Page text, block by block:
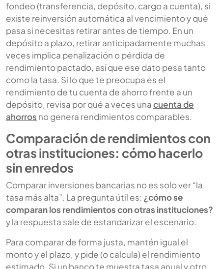
fondeo (transferencia, depósito, cargo a cuenta), si
existe reinversión automática al vencimiento y qué
pasa si necesitas retirar antes de tiempo. En un
depósito a plazo, retirar anticipadamente muchas
veces implica penalización o pérdida de
rendimiento pactado, así que ese dato pesa tanto
como la tasa. Si lo que te preocupa es el
rendimiento de tu cuenta de ahorro frente a un
depósito, revisa por qué a veces unacuenta de
ahorros no genera rendimientos comparables.
Comparación de rendimientos con
otras instituciones: cómo hacerlo
sin enredos
Comparar inversiones bancarias no es solo ver “la
tasa más alta”. La pregunta útil es: ¿cómo se
comparan los rendimientos con otras instituciones?
y la respuesta sale de estandarizar el escenario.
Para comparar de forma justa, mantén igual el
monto y el plazo, y pide (o calcula) el rendimiento
estimado. Si un banco te muestra tasa anual y otro